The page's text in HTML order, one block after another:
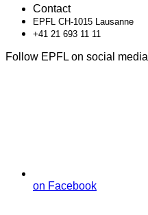
Contact
EPFL CH-1015 Lausanne
+41 21 693 11 11
Follow EPFL on social media
on Facebook